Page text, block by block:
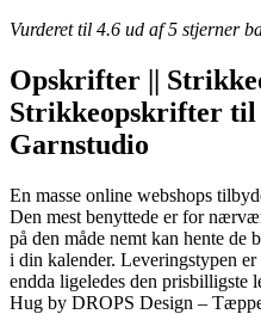
Vurderet til 4.6 ud af 5 stjerner
Opskrifter ||
Strikkeopskrifter
Garnstudio
En masse online webshops
Den mest benyttede er for
på den måde nemt kan hente de
i din kalender. Leveringstypen
endda ligeledes den prisbilligste
Hug by DROPS Design –